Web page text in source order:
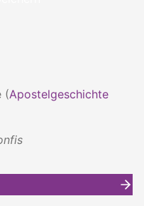
(Apostelgeschichte